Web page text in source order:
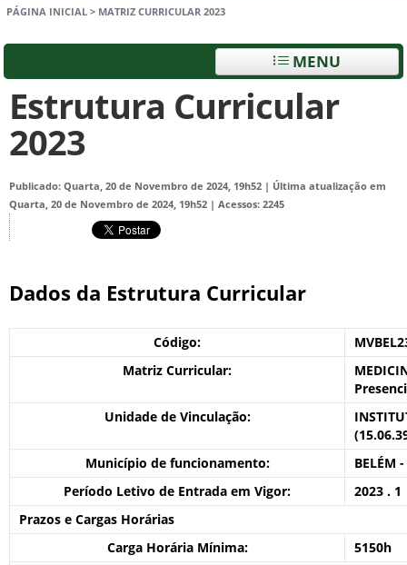
PÁGINA INICIAL > MATRIZ CURRICULAR 2023
MENU
Estrutura Curricular
2023
Publicado: Quarta, 20 de Novembro de 2024, 19h52 | Última atualização em
Quarta, 20 de Novembro de 2024, 19h52 | Acessos: 2245
Dados da Estrutura Curricular
Código:
Matriz Curricular:
Unidade de Vinculação:
Município de funcionamento:
BELÉM
Período Letivo de Entrada em Vigor:
2023 . 1
Prazos e Cargas Horárias
Carga Horária Mínima:
5150h